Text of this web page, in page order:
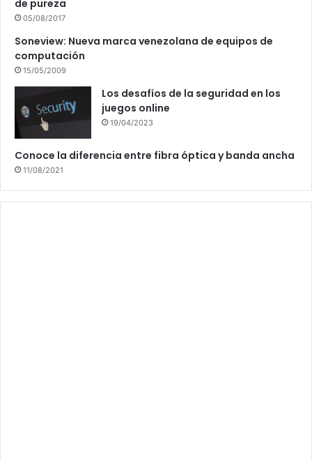
de pureza
05/08/2017
Soneview: Nueva marca venezolana de equipos de
computación
15/05/2009
Los desafíos de la seguridad en los
juegos online
19/04/2023
Conoce la diferencia entre fibra óptica y banda ancha
11/08/2021